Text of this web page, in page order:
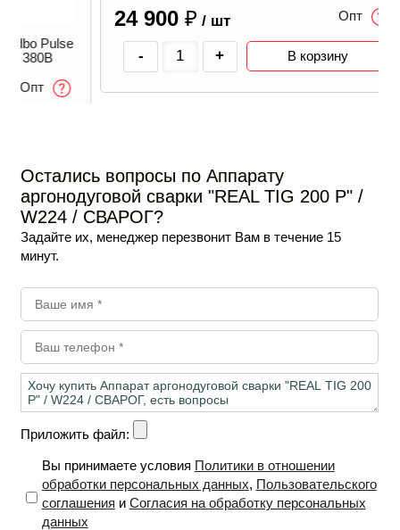
24 900₽/ шт
В корзину
Остались вопросы по Аппарату
аргонодуговой сварки "REAL TIG 200 Р" /
W224 / СВАРОГ?
Задайте их, менеджер перезвонит Вам в течение 15
минут.
Приложить файл:
Вы принимаете условия Политики в отношении
обработки персональных данных, Пользовательского
соглашения и Согласия на обработку персональных
данных